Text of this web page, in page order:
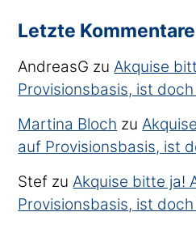
Letzte Kommentare
AndreasG zuAkquise
Provisionsbasis, ist
Martina Bloch zu
auf Provisionsbasis, ist
Stef zuAkquise bitte ja!
Provisionsbasis, ist